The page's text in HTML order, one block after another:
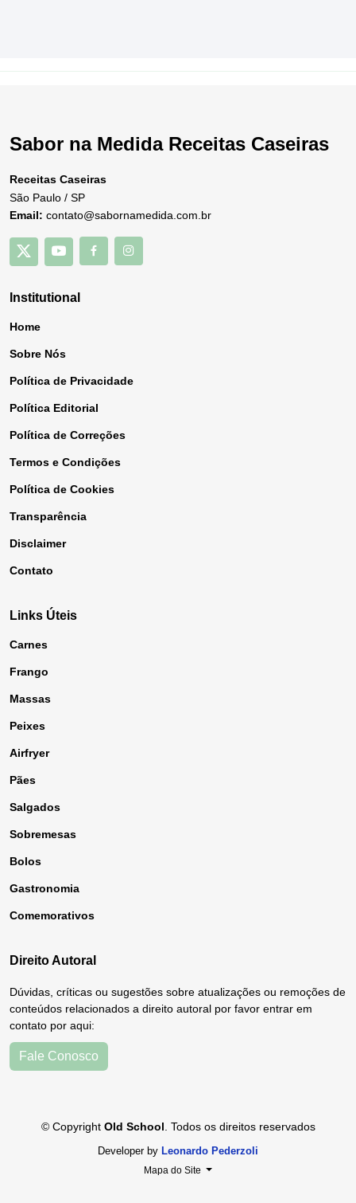
Sabor na Medida Receitas Caseiras
Receitas Caseiras
São Paulo / SP
Email: contato@sabornamedida.com.br
Institutional
Home
Sobre Nós
Política de Privacidade
Política Editorial
Política de Correções
Termos e Condições
Política de Cookies
Transparência
Disclaimer
Contato
Links Úteis
Carnes
Frango
Massas
Peixes
Airfryer
Pães
Salgados
Sobremesas
Bolos
Gastronomia
Comemorativos
Direito Autoral
Dúvidas, críticas ou sugestões sobre atualizações ou remoções de
conteúdos relacionados a direito autoral por favor entrar em
contato por aqui:
Fale Conosco
© Copyright Old School . Todos os direitos reservados
Developer by Leonardo Pederzoli
Mapa do Site